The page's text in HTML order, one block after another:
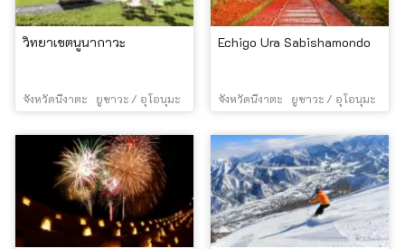
วิทยาเขตนูนากาวะ
จังหวัดนีงาตะ ยูซาวะ / อุโอนุมะ
Echigo Ura Sabishamondo
จังหวัดนีงาตะ ยูซาวะ / อุโอนุมะ